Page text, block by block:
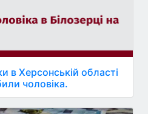
в Херсонській області
чоловіка.